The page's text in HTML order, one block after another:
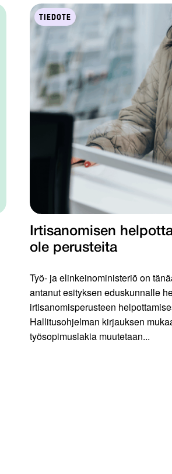
TIEDOTE
Irtisanomisen
ole perusteita
Työ- ja elinkeinoministeriö on
antanut esityksen eduskunnalle
irtisanomisperusteen
Hallitusohjelman kirjauksen
työsopimuslakia muutetaan...